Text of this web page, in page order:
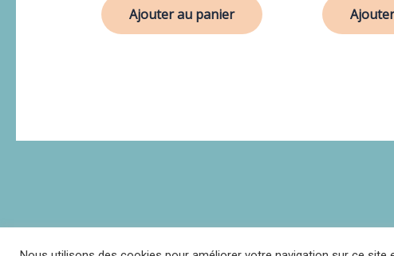
Ajouter au panier